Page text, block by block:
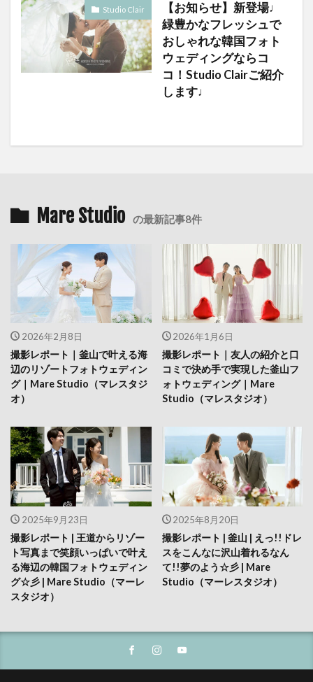
Studio Clair
【お知らせ】新登場♩
緑豊かなフレッシュで
おしゃれな韓国フォト
ウェディングならコ
コ！Studio Clairご紹介
します♩
Mare Studio の最新記事8件
2026年2月8日
撮影レポート｜釜山で叶える海
辺のリゾートフォトウェディン
グ｜Mare Studio（マレスタジ
オ）
2026年1月6日
撮影レポート｜友人の紹介と口
コミで決め手で実現した釜山フ
ォトウェディング｜Mare
Studio（マレスタジオ）
2025年9月23日
撮影レポート | 王道からリゾー
ト写真まで笑顔いっぱいで叶え
る海辺の韓国フォトウェディン
グ☆彡 | Mare Studio（マーレ
スタジオ）
2025年8月20日
撮影レポート | 釜山 | えっ!!ドレ
スをこんなに沢山着れるなん
て!!夢のよう☆彡 | Mare
Studio（マーレスタジオ）